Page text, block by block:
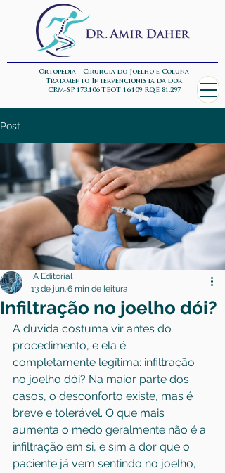
Ortopedia - Cirurgia do Joelho e Coluna
Tratamento Intervencionista da dor
CRM-SP 173.106 TEOT 16.109 RQE 81.297
Post
Infiltração no joelho dói?
IA Editorial
13 de jun.6 min de leitura
A dúvida costuma vir antes do
procedimento, e ela é
completamente legítima: infiltração
no joelho dói? Na maior parte dos
casos, o desconforto existe, mas é
breve e tolerável. O que mais
aumenta o medo geralmente não é a
infiltração em si, e sim a dor que o
paciente já vem sentindo no joelho,